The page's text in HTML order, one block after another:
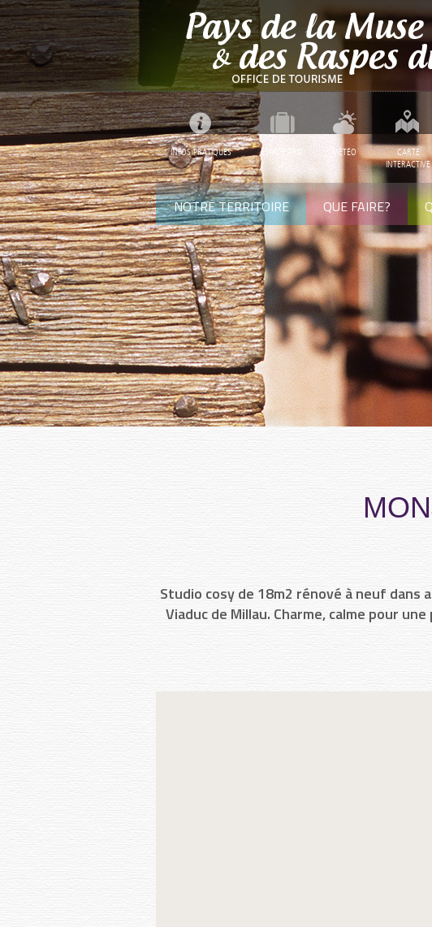
INFOS PRATIQUES ESPACE PRO MÉTÉO
CARTE
INTERACTIVE
NOTRE TERRITOIRE QUE FAIRE?
Studio cosy de 18m2 rénové à neuf dans
Viaduc de Millau. Charme, calme pour